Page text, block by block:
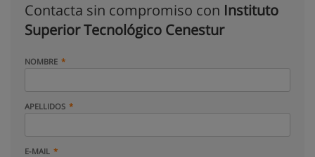
Contacta sin compromiso con Instituto
Superior Tecnológico Cenestur
NOMBRE
APELLIDOS
E-MAIL